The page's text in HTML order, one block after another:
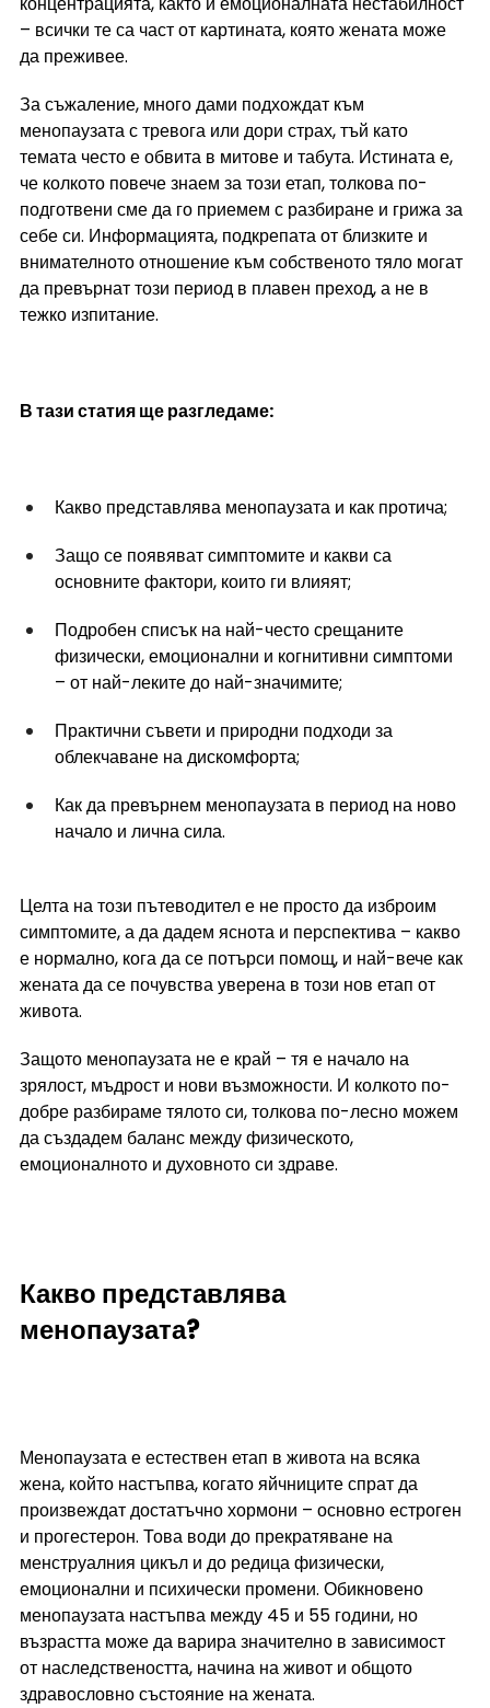
– всички те са част от картината, която жената може
да преживее.
За съжаление, много дами подхождат към
менопаузата с тревога или дори страх, тъй като
темата често е обвита в митове и табута. Истината е,
че колкото повече знаем за този етап, толкова по-
подготвени сме да го приемем с разбиране и грижа за
себе си. Информацията, подкрепата от близките и
внимателното отношение към собственото тяло могат
да превърнат този период в плавен преход, а не в
тежко изпитание.
В тази статия ще разгледаме:
Какво представлява менопаузата и как протича;
Защо се появяват симптомите и какви са
основните фактори, които ги влияят;
Подробен списък на най-често срещаните
физически, емоционални и когнитивни симптоми
– от най-леките до най-значимите;
Практични съвети и природни подходи за
облекчаване на дискомфорта;
Как да превърнем менопаузата в период на ново
начало и лична сила.
Целта на този пътеводител е не просто да изброим
симптомите, а да дадем яснота и перспектива – какво
е нормално, кога да се потърси помощ, и най-вече как
жената да се почувства уверена в този нов етап от
живота.
Защото менопаузата не е край – тя е начало на
зрялост, мъдрост и нови възможности. И колкото по-
добре разбираме тялото си, толкова по-лесно можем
да създадем баланс между физическото,
емоционалното и духовното си здраве.
Какво представлява
менопаузата?
Менопаузата е естествен етап в живота на всяка
жена, който настъпва, когато яйчниците спрат да
произвеждат достатъчно хормони – основно естроген
и прогестерон. Това води до прекратяване на
менструалния цикъл и до редица физически,
емоционални и психически промени. Обикновено
менопаузата настъпва между 45 и 55 години, но
възрастта може да варира значително в зависимост
от наследствеността, начина на живот и общото
здравословно състояние на жената.